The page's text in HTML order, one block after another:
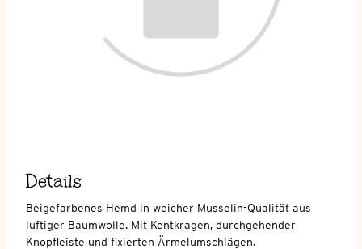
Details
Beigefarbenes Hemd in weicher Musselin-Qualität aus
luftiger Baumwolle. Mit Kentkragen, durchgehender
Knopfleiste und fixierten Ärmelumschlägen.